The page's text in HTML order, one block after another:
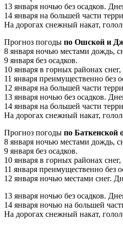
13 января ночью без осадков.
14 января на большей части
На дорогах снежный накат,
Прогноз погоды по Ошской и
8 января ночью местами дождь,
9 января без осадков.
10 января в горных районах снег,
11 января преимущественно без
12 января на большей части
13 января ночью без осадков.
14 января на большей части
На дорогах снежный накат,
Прогноз погоды по Баткенской
8 января ночью местами дождь,
9 января без осадков.
10 января в горных районах снег,
11 января преимущественно без
12 января ночью местами снег.
13 января ночью без осадков.
14 января ночью на большей
На дорогах снежный накат,